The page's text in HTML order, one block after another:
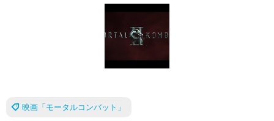
映画「モータルコンバット」